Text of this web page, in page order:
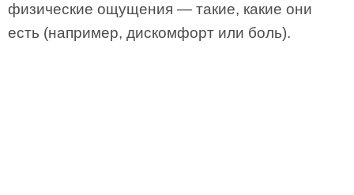
физические ощущения — такие, какие они
есть (например, дискомфорт или боль).